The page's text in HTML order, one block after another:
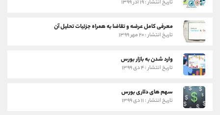
تاریخ انتشار : ۱۹ آذر ۱۳۹۹
معرفی کامل عرضه و تقاضا به همراه جزئیات تحلیل آن
تاریخ انتشار : ۲۰ مهر ۱۳۹۹
وارد شدن به بازار بورس
تاریخ انتشار : ۴ دی ۱۳۹۹
سهم های دلاری بورس
تاریخ انتشار : ۱۱ دی ۱۳۹۹